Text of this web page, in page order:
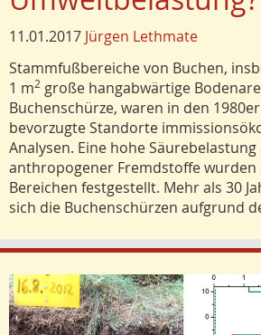
11.01.2017 Jürgen Lethmate
Stammfußbereiche von Buchen,
1 m2 große hangabwärtige
Buchenschürze, waren in den
bevorzugte Standorte
Analysen. Eine hohe
anthropogener Fremdstoffe wurden
Bereichen festgestellt. Mehr als 30
sich die Buchenschürzen aufgrund